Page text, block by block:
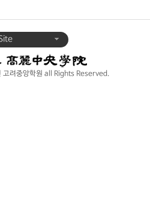
려중앙학원 all Rights Reserved.